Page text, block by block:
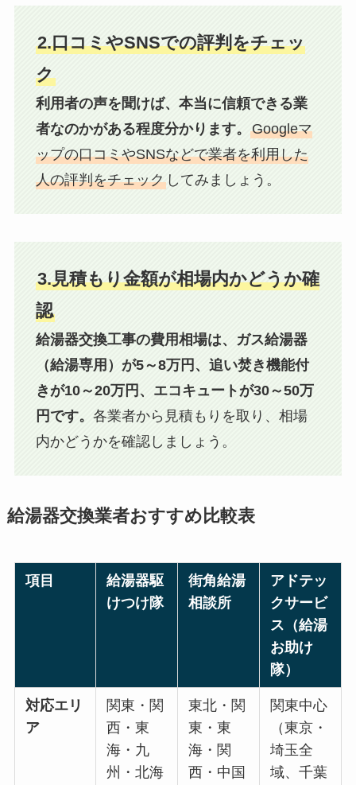
2.口コミやSNSでの評判をチェッ
ク
利用者の声を聞けば、本当に信頼できる業
者なのかがある程度分かります。 Googleマ
ップの口コミやSNSなどで業者を利用した
人の評判をチェックしてみましょう。
3.見積もり金額が相場内かどうか確
認
給湯器交換工事の費用相場は、ガス給湯器
（給湯専用）が5～8万円、追い焚き機能付
きが10～20万円、エコキュートが30～50万
円です。 各業者から見積もりを取り、相場
内かどうかを確認しましょう。
給湯器交換業者おすすめ比較表
項目
給湯器駆
けつけ隊
街角給湯
相談所
アドテッ
クサービ
ス（給湯
お助け
隊）
対応エリ
ア
関東・関
西・東
海・九
州・北海
東北・関
東・東
海・関
西・中国
関東中心
（東京・
埼玉全
域、千葉